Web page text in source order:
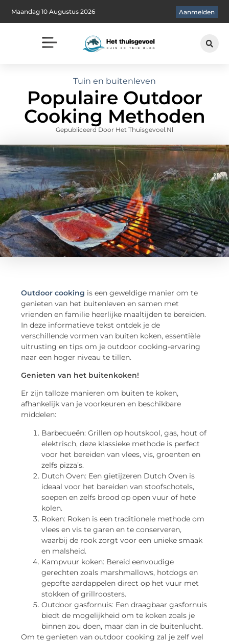
Maandag 10 Augustus 2026 Aanmelden
Tuin en buitenleven
Populaire Outdoor
Cooking Methoden
Gepubliceerd Door Het Thuisgevoel.nl
Outdoor cooking is een geweldige manier om te
genieten van het buitenleven en samen met
vrienden en familie heerlijke maaltijden te bereiden.
In deze informatieve tekst ontdek je de
verschillende vormen van buiten koken, essentiële
uitrusting en tips om je outdoor cooking-ervaring
naar een hoger niveau te tillen.
Genieten van het buitenkoken!
Er zijn talloze manieren om buiten te koken,
afhankelijk van je voorkeuren en beschikbare
middelen:
Barbecueën: Grillen op houtskool, gas, hout of
elektrisch, deze klassieke methode is perfect
voor het bereiden van vlees, vis, groenten en
zelfs pizza’s.
Dutch Oven: Een gietijzeren Dutch Oven is
ideaal voor het bereiden van stoofschotels,
soepen en zelfs brood op open vuur of hete
kolen.
Roken: Roken is een traditionele methode om
vlees en vis te garen en te conserveren,
waarbij de rook zorgt voor een unieke smaak
en malsheid.
Kampvuur koken: Bereid eenvoudige
gerechten zoals marshmallows, hotdogs en
gepofte aardappelen direct op het vuur met
stokken of grillroosters.
Outdoor gasfornuis: Een draagbaar gasfornuis
biedt de mogelijkheid om te koken zoals je
binnen zou doen, maar dan in de buitenlucht.
Om te genieten van outdoor cooking zal je zelf wel